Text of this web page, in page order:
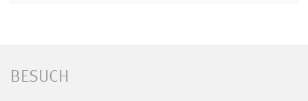
BESUCH